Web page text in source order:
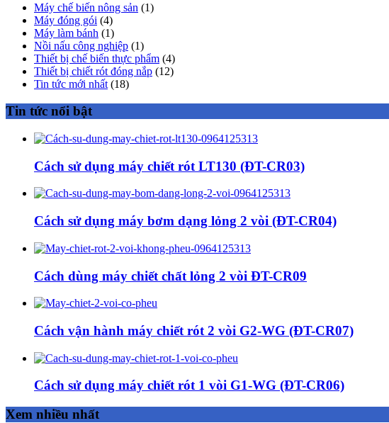
Máy chế biến nông sản (1)
Máy đóng gói (4)
Máy làm bánh (1)
Nồi nấu công nghiệp (1)
Thiết bị chế biến thực phẩm (4)
Thiết bị chiết rót đóng nắp (12)
Tin tức mới nhất (18)
Tin tức nổi bật
Cách sử dụng máy chiết rót LT130 (ĐT-CR03)
Cách sử dụng máy bơm dạng lỏng 2 vòi (ĐT-CR04)
Cách dùng máy chiết chất lỏng 2 vòi ĐT-CR09
Cách vận hành máy chiết rót 2 vòi G2-WG (ĐT-CR07)
Cách sử dụng máy chiết rót 1 vòi G1-WG (ĐT-CR06)
Xem nhiều nhất